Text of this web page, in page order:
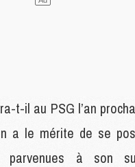
t-il au PSG l’an
a le mérite de se
parvenues à son